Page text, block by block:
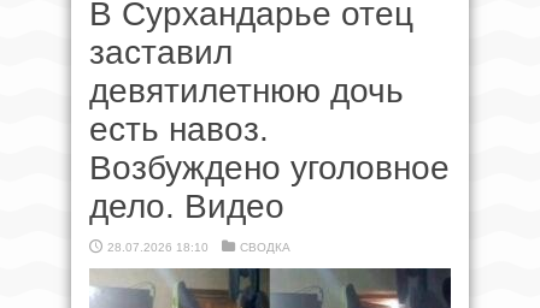
В Сурхандарье отец
заставил
девятилетнюю дочь
есть навоз.
Возбуждено уголовное
дело. Видео
28.07.2026 18:10 СВОДКА